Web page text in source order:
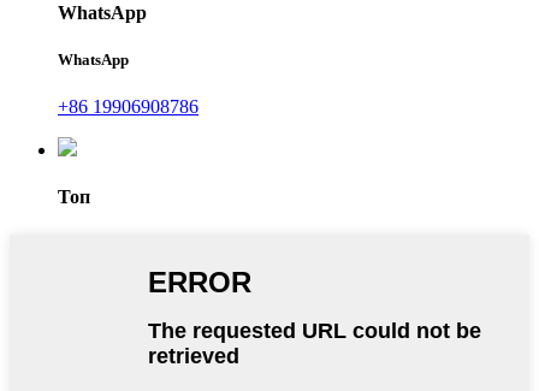
WhatsApp
WhatsApp
+86 19906908786
Топ